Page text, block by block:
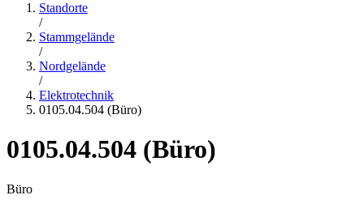
Standorte
/
Stammgelände
/
Nordgelände
/
Elektrotechnik
0105.04.504 (Büro)
0105.04.504 (Büro)
Büro